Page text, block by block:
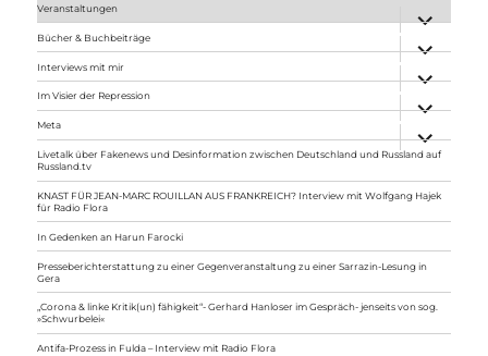
Veranstaltungen
anzeigen
Bücher & Buchbeiträge
anzeigen
Interviews mit mir
anzeigen
Im Visier der Repression
anzeigen
Meta
anzeigen
Livetalk über Fakenews und Desinformation zwischen Deutschland und Russland auf
Russland.tv
KNAST FÜR JEAN-MARC ROUILLAN AUS FRANKREICH? Interview mit Wolfgang Hajek
für Radio Flora
In Gedenken an Harun Farocki
Presseberichterstattung zu einer Gegenveranstaltung zu einer Sarrazin-Lesung in
Gera
„Corona & linke Kritik(un) fähigkeit“- Gerhard Hanloser im Gespräch- jenseits von sog.
»Schwurbelei«
Antifa-Prozess in Fulda – Interview mit Radio Flora